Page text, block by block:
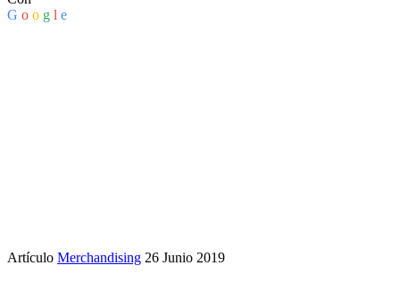
G o o g l e
Artículo Merchandising 26 Junio 2019